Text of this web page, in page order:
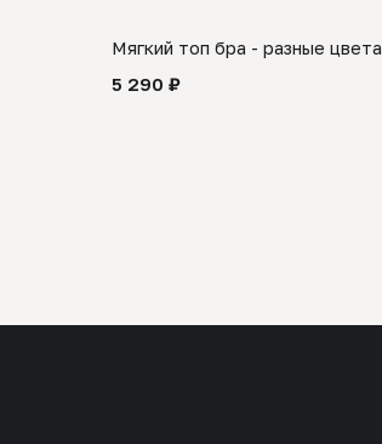
Мягкий топ бра - разные цвета
5 290 ₽